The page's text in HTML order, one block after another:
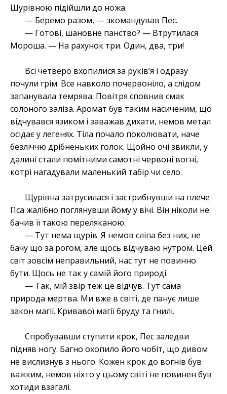
Щурівною підійшли до ножа.
— Беремо разом, — зкомандував Пес.
— Готові, шановне панство? — Втрутилася
Мороша. — На рахунок три. Один, два, три!
Всі четверо вхопилися за руків’я і одразу
почули грім. Все навколо почервоніло, а слідом
запанувала темрява. Повітря сповнив смак
солоного заліза. Аромат був таким насиченим, що
відчувався язиком і заважав дихати, немов метал
осідає у легенях. Тіла почало поколювати, наче
безліччю дрібненьких голок. Щойно очі звикли, у
далині стали помітними самотні червоні вогні,
котрі нагадували маленький табір чи село.
Щурівна затрусилася і застрибнувши на плече
Пса жалібно поглянувши йому у вічі. Він ніколи не
бачив її такою переляканою.
— Тут нема щурів. Я немов сліпа без них, не
бачу що за рогом, але щось відчуваю нутром. Цей
світ зовсім неправильний, нас тут не повинно
бути. Щось не так у самій його природі.
— Так, мій звір теж це відчув. Тут сама
природа мертва. Ми вже в світі, де панує лише
закон магії. Кривавої магії бруду та гнилі.
Спробувавши ступити крок, Пес заледви
підняв ногу. Багно охопило його чобіт, що дивом
не вислизнув з нього. Кожен крок до вогнів був
важким, немов ніхто у цьому світі не повинен був
хотиди взагалі.